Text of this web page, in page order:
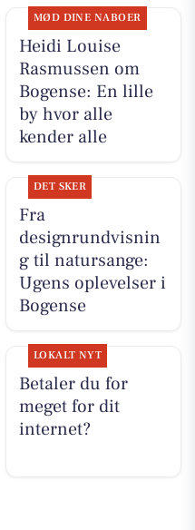
MØD DINE NABOER
Heidi Louise
Rasmussen om
Bogense: En lille
by hvor alle
kender alle
DET SKER
Fra
designrundvisnin
g til natursange:
Ugens oplevelser i
Bogense
LOKALT NYT
Betaler du for
meget for dit
internet?